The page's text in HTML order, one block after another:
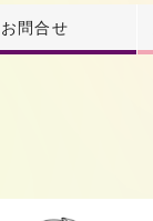
お問合せ